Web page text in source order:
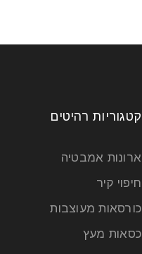
קטגוריות רהיטים
ארונות אמבטיה
חיפוי קיר
כורסאות מעוצבות
כסאות מעץ